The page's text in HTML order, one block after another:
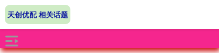
天创优配 相关话题